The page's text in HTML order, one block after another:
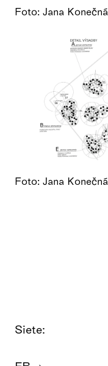
Foto: Jana Konečná
Foto: Jana Konečná
Siete: